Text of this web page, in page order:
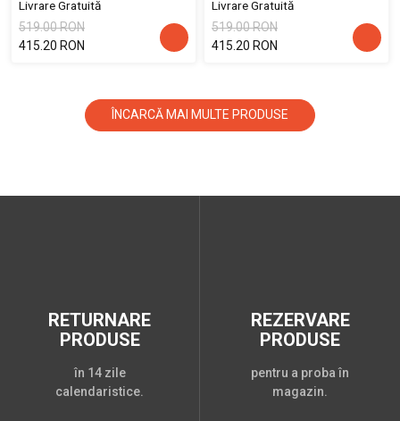
Livrare Gratuită
519.00 RON
415.20 RON
Livrare Gratuită
519.00 RON
415.20 RON
ÎNCARCĂ MAI MULTE PRODUSE
RETURNARE
PRODUSE
în 14 zile
calendaristice.
REZERVARE
PRODUSE
pentru a proba în
magazin.